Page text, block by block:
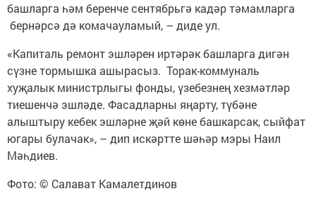
башларга һәм беренче сентябрьгә кадәр тәмамларга
бернәрсә дә комачауламый, – диде ул.
«Капиталь ремонт эшләрен иртәрәк башларга дигән
сүзне тормышка ашырасыз. Торак-коммуналь
хуҗалык министрлыгы фонды, үзебезнең хезмәтләр
тиешенчә эшләде. Фасадларны яңарту, түбәне
алыштыру кебек эшләрне җәй көне башкарсак, сыйфат
югары булачак», – дип искәртте шәһәр мэры Наил
Мәһдиев.
Фото: © Салават Камалетдинов